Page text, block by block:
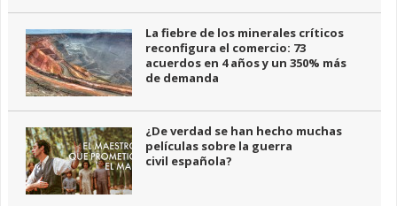
La fiebre de los minerales críticos
reconfigura el comercio: 73
acuerdos en 4 años y un 350% más
de demanda
¿De verdad se han hecho muchas
películas sobre la guerra
civil española?